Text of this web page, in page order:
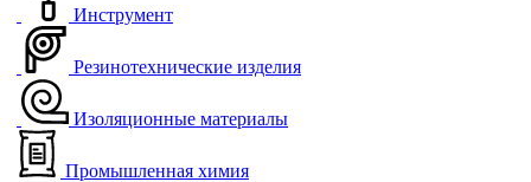
Инструмент
Резинотехнические изделия
Изоляционные материалы
Промышленная химия